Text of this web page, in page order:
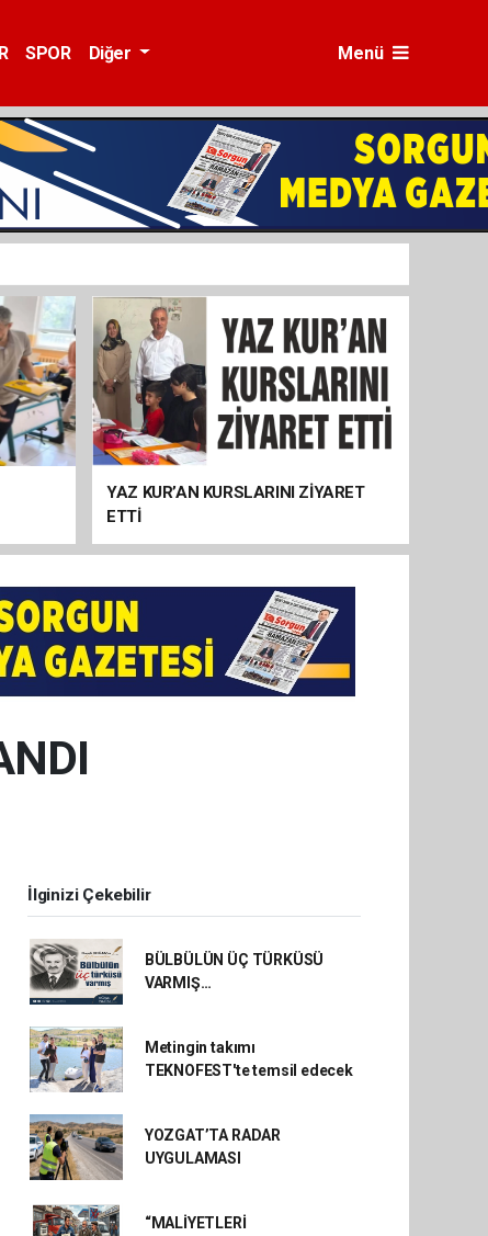
SPOR Diğer Menü
YAZ KUR’AN KURSLARINI ZİYARET
ETTİ
İlginizi Çekebilir
BÜLBÜLÜN ÜÇ TÜRKÜSÜ
VARMIŞ…
Metingin takımı
TEKNOFEST'te temsil edecek
YOZGAT’TA RADAR
UYGULAMASI
“MALİYETLERİ